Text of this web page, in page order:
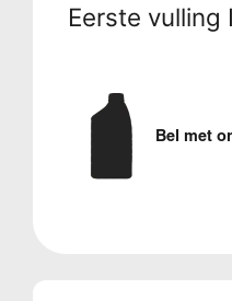
Eerste vulling
Bel met